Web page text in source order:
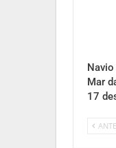
Mar
17